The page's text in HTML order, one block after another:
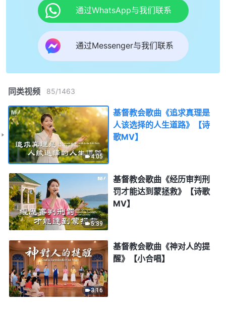
通过WhatsApp与我们联系
通过Messenger与我们联系
同类视频 85/1463
4:05
基督教会歌曲《追求真理是
人该选择的人生道路》【诗
歌MV】
5:39
基督教会歌曲《经历审判刑
罚才能达到蒙拯救》【诗歌
MV】
3:16
基督教会歌曲《神对人的提
醒》【小合唱】